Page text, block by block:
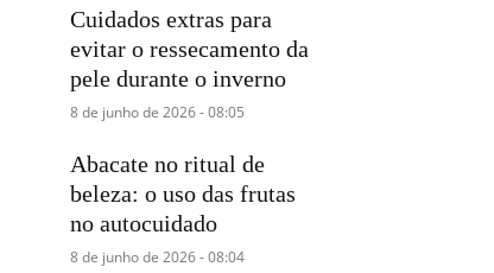
Cuidados extras para
evitar o ressecamento da
pele durante o inverno
8 de junho de 2026 - 08:05
Abacate no ritual de
beleza: o uso das frutas
no autocuidado
8 de junho de 2026 - 08:04